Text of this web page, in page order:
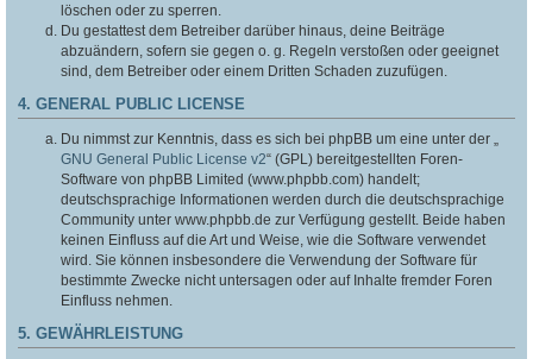
löschen oder zu sperren.
Du gestattest dem Betreiber darüber hinaus, deine Beiträge
abzuändern, sofern sie gegen o. g. Regeln verstoßen oder geeignet
sind, dem Betreiber oder einem Dritten Schaden zuzufügen.
4. GENERAL PUBLIC LICENSE
Du nimmst zur Kenntnis, dass es sich bei phpBB um eine unter der „
GNU General Public License v2“ (GPL) bereitgestellten Foren-
Software von phpBB Limited (www.phpbb.com) handelt;
deutschsprachige Informationen werden durch die deutschsprachige
Community unter www.phpbb.de zur Verfügung gestellt. Beide haben
keinen Einfluss auf die Art und Weise, wie die Software verwendet
wird. Sie können insbesondere die Verwendung der Software für
bestimmte Zwecke nicht untersagen oder auf Inhalte fremder Foren
Einfluss nehmen.
5. GEWÄHRLEISTUNG